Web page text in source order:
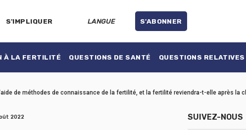
S'IMPLIQUER LANGUE S'ABONNER
À LA FERTILITÉ QUESTIONS DE SANTÉ QUESTIONS
de méthodes de connaissance de la fertilité, et la fertilité reviendra-t-elle après la
2022 SUIVEZ-NOUS